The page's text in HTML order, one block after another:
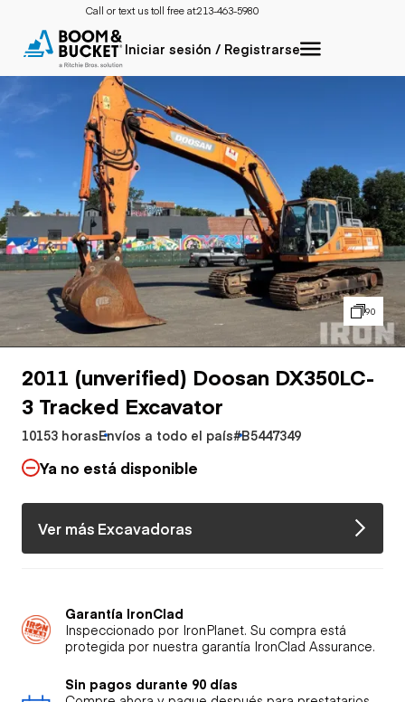
Call or text us toll free at:213-463-5980
Iniciar sesión / Registrarse
90
2011 (unverified) Doosan DX350LC-
3 Tracked Excavator
10153 horasEnvíos a todo el país#B5447349
Ya no está disponible
Ver más Excavadoras
Garantía IronClad
Inspeccionado por IronPlanet. Su compra está
protegida por nuestra garantía IronClad Assurance.
Sin pagos durante 90 días